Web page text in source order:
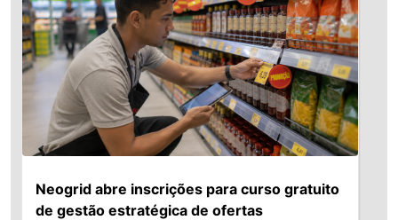
Neogrid abre inscrições para curso gratuito
de gestão estratégica de ofertas